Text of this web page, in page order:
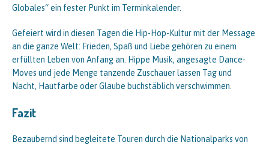
Globales“ ein fester Punkt im Terminkalender.
Gefeiert wird in diesen Tagen die Hip-Hop-Kultur mit der Message
an die ganze Welt: Frieden, Spaß und Liebe gehören zu einem
erfüllten Leben von Anfang an. Hippe Musik, angesagte Dance-
Moves und jede Menge tanzende Zuschauer lassen Tag und
Nacht, Hautfarbe oder Glaube buchstäblich verschwimmen.
Fazit
Bezaubernd sind begleitete Touren durch die Nationalparks von